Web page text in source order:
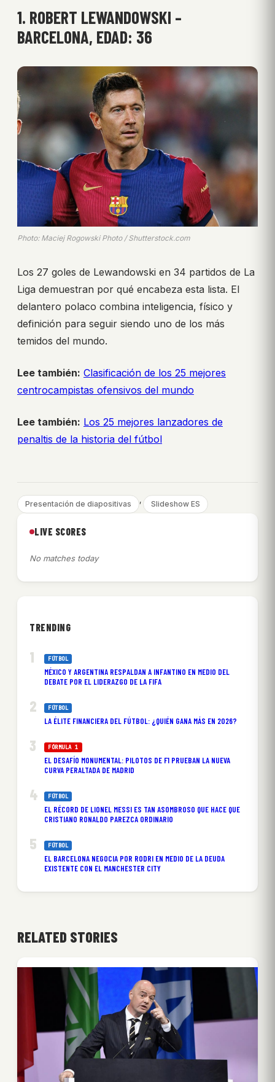
1. ROBERT LEWANDOWSKI –
BARCELONA, EDAD: 36
Photo: Maciej Rogowski Photo / Shutterstock.com
Los 27 goles de Lewandowski en 34 partidos de La
Liga demuestran por qué encabeza esta lista. El
delantero polaco combina inteligencia, físico y
definición para seguir siendo uno de los más
temidos del mundo.
Lee también: Clasificación de los 25 mejores
centrocampistas ofensivos del mundo
Lee también: Los 25 mejores lanzadores de
penaltis de la historia del fútbol
Presentación de diapositivas , Slideshow ES
LIVE SCORES
No matches today
TRENDING
FÚTBOL
MÉXICO Y ARGENTINA RESPALDAN A INFANTINO EN MEDIO DEL
DEBATE POR EL LIDERAZGO DE LA FIFA
FÚTBOL
LA ÉLITE FINANCIERA DEL FÚTBOL: ¿QUIÉN GANA MÁS EN 2026?
FÓRMULA 1
EL DESAFÍO MONUMENTAL: PILOTOS DE F1 PRUEBAN LA NUEVA
CURVA PERALTADA DE MADRID
FÚTBOL
EL RÉCORD DE LIONEL MESSI ES TAN ASOMBROSO QUE HACE QUE
CRISTIANO RONALDO PAREZCA ORDINARIO
FÚTBOL
EL BARCELONA NEGOCIA POR RODRI EN MEDIO DE LA DEUDA
EXISTENTE CON EL MANCHESTER CITY
RELATED STORIES